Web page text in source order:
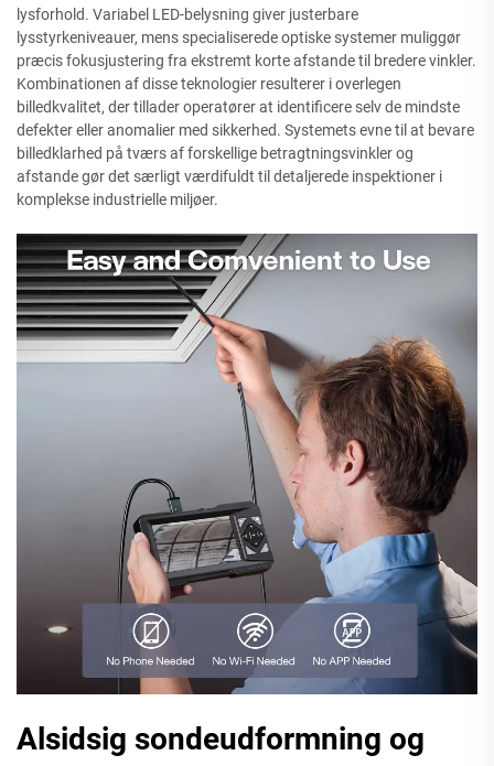
lysforhold. Variabel LED-belysning giver justerbare
lysstyrkeniveauer, mens specialiserede optiske systemer muliggør
præcis fokusjustering fra ekstremt korte afstande til bredere vinkler.
Kombinationen af disse teknologier resulterer i overlegen
billedkvalitet, der tillader operatører at identificere selv de mindste
defekter eller anomalier med sikkerhed. Systemets evne til at bevare
billedklarhed på tværs af forskellige betragtningsvinkler og
afstande gør det særligt værdifuldt til detaljerede inspektioner i
komplekse industrielle miljøer.
Alsidsig sondeudformning og